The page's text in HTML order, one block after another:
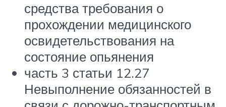
средства требования о
прохождении медицинского
освидетельствования на
состояние опьянения
часть 3 статьи 12.27
Невыполнение обязанностей в